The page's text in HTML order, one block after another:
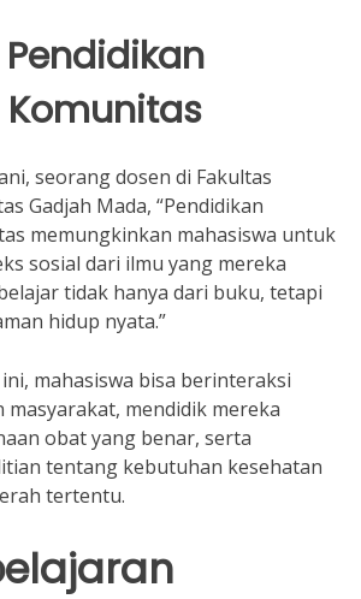
Komunitas
seorang dosen di Fakultas
Gadjah Mada, “Pendidikan
memungkinkan mahasiswa untuk
sosial dari ilmu yang mereka
tidak hanya dari buku, tetapi
hidup nyata.”
mahasiswa bisa berinteraksi
masyarakat, mendidik mereka
obat yang benar, serta
tentang kebutuhan kesehatan
tertentu.